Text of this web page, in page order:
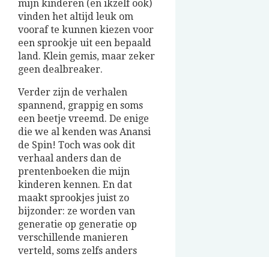
mijn kinderen (en ikzelf ook)
vinden het altijd leuk om
vooraf te kunnen kiezen voor
een sprookje uit een bepaald
land. Klein gemis, maar zeker
geen dealbreaker.
Verder zijn de verhalen
spannend, grappig en soms
een beetje vreemd. De enige
die we al kenden was Anansi
de Spin! Toch was ook dit
verhaal anders dan de
prentenboeken die mijn
kinderen kennen. En dat
maakt sprookjes juist zo
bijzonder: ze worden van
generatie op generatie op
verschillende manieren
verteld, soms zelfs anders